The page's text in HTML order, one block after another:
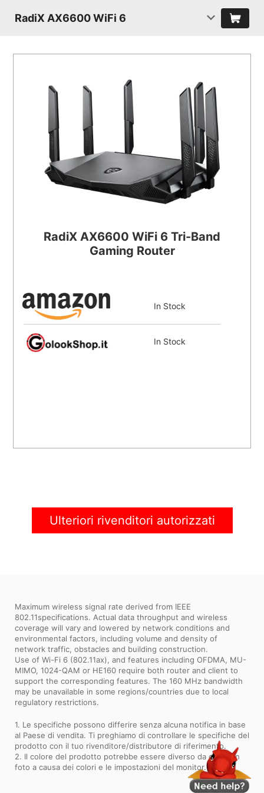
RadiX AX6600 WiFi 6
RadiX AX6600 WiFi 6 Tri-Band
Gaming Router
In Stock
In Stock
Ulteriori rivenditori autorizzati
Maximum wireless signal rate derived from IEEE
802.11specifications. Actual data throughput and wireless
coverage will vary and lowered by network conditions and
environmental factors, including volume and density of
network traffic, obstacles and building construction.
Use of Wi-Fi 6 (802.11ax), and features including OFDMA, MU-
MIMO, 1024-QAM or HE160 require both router and client to
support the corresponding features. The 160 MHz bandwidth
may be unavailable in some regions/countries due to local
regulatory restrictions.
1. Le specifiche possono differire senza alcuna notifica in base
al Paese di vendita. Ti preghiamo di controllare le specifiche del
prodotto con il tuo rivenditore/distributore di riferimento.
2. Il colore del prodotto potrebbe essere diverso da quello in
foto a causa dei colori e le impostazioni del monitor.